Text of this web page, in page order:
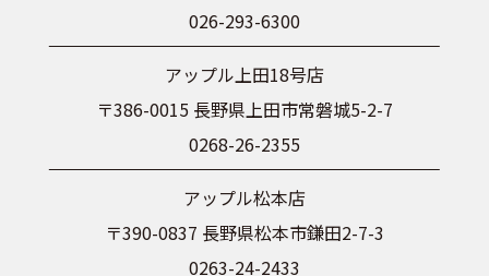
026-293-6300
アップル上田18号店
〒386-0015 長野県上田市常磐城5-2-7
0268-26-2355
アップル松本店
〒390-0837 長野県松本市鎌田2-7-3
0263-24-2433